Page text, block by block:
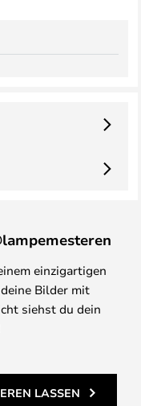
einzigartigen
Bilder mit
siehst du dein
LASSEN